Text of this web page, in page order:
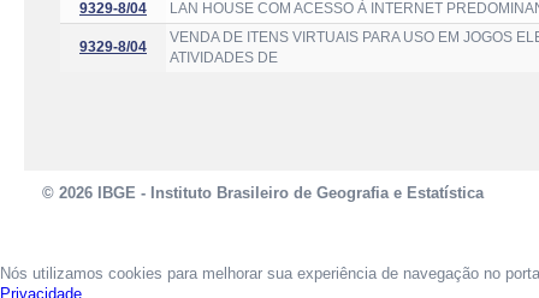
9329-8/04
LAN HOUSE COM ACESSO À INTERNET
9329-8/04
VENDA DE ITENS VIRTUAIS PARA USO EM JOGOS
ATIVIDADES DE
© 2026 IBGE - Instituto Brasileiro de Geografia e Estatística
Nós utilizamos cookies para melhorar sua experiência de navegação no
Privacidade.